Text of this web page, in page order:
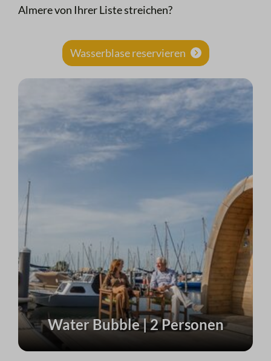
Almere von Ihrer Liste streichen?
Wasserblase reservieren
Water Bubble | 2 Personen